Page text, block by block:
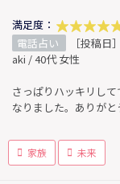
満足度：
電話占い
［投稿日
aki / 40代 女性
さっぱりハッキリし
なりました。ありがと
家族 未来